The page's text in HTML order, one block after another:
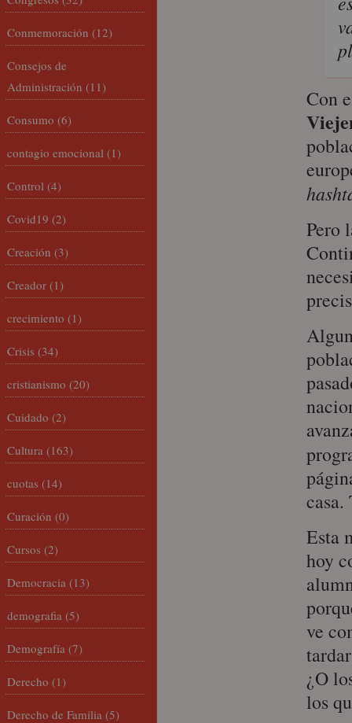
Con
Pero
casa.
Esta
hoy
ve
¿O
los
Conmemoración (12)
Consejos de
Administración (11)
Consumo (6)
contagio emocional (1)
Control (4)
Covid19 (2)
Creación (3)
Creador (1)
crecimiento (1)
Crisis (34)
cristianismo (20)
Cuidado (2)
Cultura (163)
cuotas (14)
Curación (0)
Cursos (2)
Democracia (13)
demografia (5)
Demografía (7)
Derecho (1)
Derecho de Familia (5)